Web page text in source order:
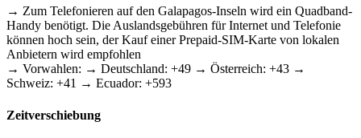
→ Zum Telefonieren auf den Galapagos-Inseln wird ein Quadband-
Handy benötigt. Die Auslandsgebühren für Internet und Telefonie
können hoch sein, der Kauf einer Prepaid-SIM-Karte von lokalen
Anbietern wird empfohlen
→ Vorwahlen: → Deutschland: +49 → Österreich: +43 →
Schweiz: +41 → Ecuador: +593
Zeitverschiebung